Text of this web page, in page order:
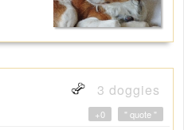
3 doggies
" quote "
+0